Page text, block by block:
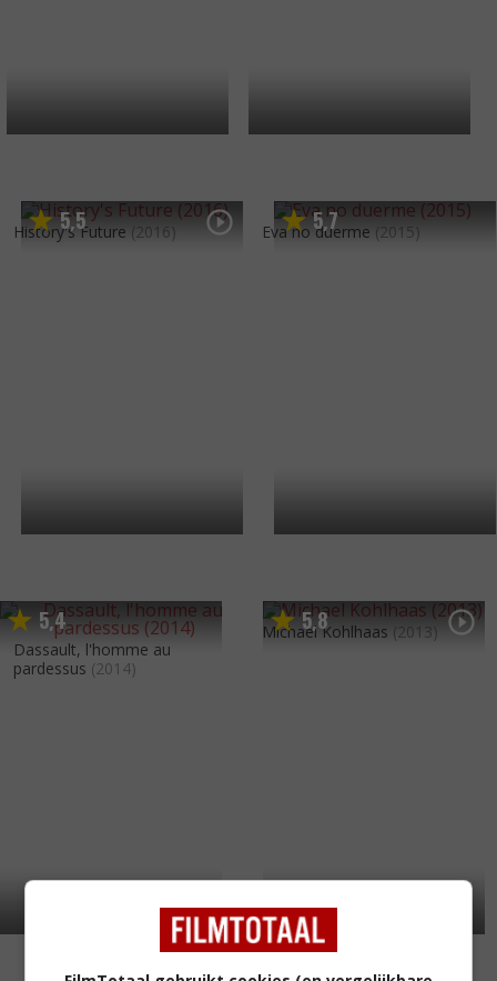
5,5
History's Future (2016) 5,7
Eva no duerme (2015)
5,4
Dassault, l'homme au
pardessus (2014)
5,8
Michael Kohlhaas (2013)